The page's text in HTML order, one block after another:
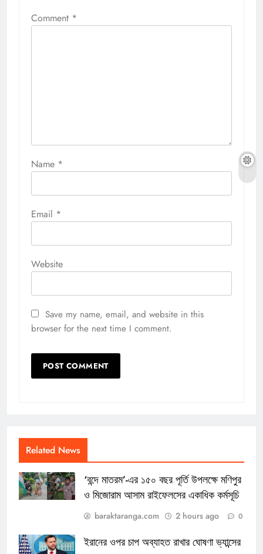
Comment *
Name *
Email *
Website
Save my name, email, and website in this
browser for the next time I comment.
Related News
‘বন্দে মাতরম’-এর ১৫০ বছর পূর্তি উপলক্ষে মণিপুর
ও মিজোরাম আসাম রাইফেলসের একাধিক কর্মসূচি
baraktaranga.com 2 hours ago 0
ইরানের ওপর চাপ অব্যাহত রাখার ঘোষণা ভ্যান্সের